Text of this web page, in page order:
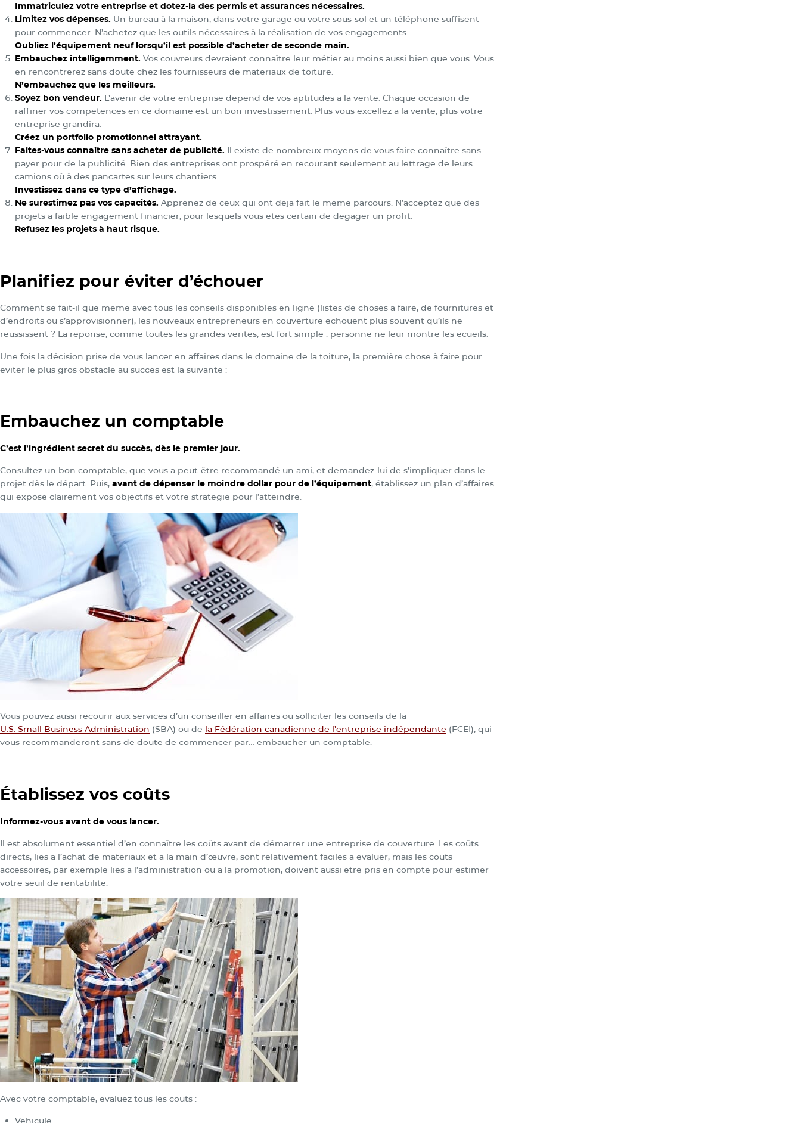
Immatriculez votre entreprise et dotez-la des permis et assurances nécessaires.
Limitez vos dépenses. Un bureau à la maison, dans votre garage ou votre sous-sol et un téléphone suffisent
pour commencer. N’achetez que les outils nécessaires à la réalisation de vos engagements.
Oubliez l’équipement neuf lorsqu’il est possible d’acheter de seconde main.
Embauchez intelligemment. Vos couvreurs devraient connaître leur métier au moins aussi bien que vous. Vous
en rencontrerez sans doute chez les fournisseurs de matériaux de toiture.
N’embauchez que les meilleurs.
Soyez bon vendeur. L’avenir de votre entreprise dépend de vos aptitudes à la vente. Chaque occasion de
raffiner vos compétences en ce domaine est un bon investissement. Plus vous excellez à la vente, plus votre
entreprise grandira.
Créez un portfolio promotionnel attrayant.
Faites-vous connaître sans acheter de publicité. Il existe de nombreux moyens de vous faire connaître sans
payer pour de la publicité. Bien des entreprises ont prospéré en recourant seulement au lettrage de leurs
camions où à des pancartes sur leurs chantiers.
Investissez dans ce type d’affichage.
Ne surestimez pas vos capacités. Apprenez de ceux qui ont déjà fait le même parcours. N’acceptez que des
projets à faible engagement financier, pour lesquels vous êtes certain de dégager un profit.
Refusez les projets à haut risque.
Planifiez pour éviter d’échouer
Comment se fait-il que même avec tous les conseils disponibles en ligne (listes de choses à faire, de fournitures et
d’endroits où s’approvisionner), les nouveaux entrepreneurs en couverture échouent plus souvent qu’ils ne
réussissent ? La réponse, comme toutes les grandes vérités, est fort simple : personne ne leur montre les écueils.
Une fois la décision prise de vous lancer en affaires dans le domaine de la toiture, la première chose à faire pour
éviter le plus gros obstacle au succès est la suivante :
Embauchez un comptable
C’est l’ingrédient secret du succès, dès le premier jour.
Consultez un bon comptable, que vous a peut-être recommandé un ami, et demandez-lui de s’impliquer dans le
projet dès le départ. Puis, avant de dépenser le moindre dollar pour de l’équipement, établissez un plan d’affaires
qui expose clairement vos objectifs et votre stratégie pour l’atteindre.
Vous pouvez aussi recourir aux services d’un conseiller en affaires ou solliciter les conseils de la
U.S. Small Business Administration (SBA) ou de la Fédération canadienne de l’entreprise indépendante (FCEI), qui
vous recommanderont sans de doute de commencer par… embaucher un comptable.
Établissez vos coûts
Informez-vous avant de vous lancer.
Il est absolument essentiel d’en connaître les coûts avant de démarrer une entreprise de couverture. Les coûts
directs, liés à l’achat de matériaux et à la main d’œuvre, sont relativement faciles à évaluer, mais les coûts
accessoires, par exemple liés à l’administration ou à la promotion, doivent aussi être pris en compte pour estimer
votre seuil de rentabilité.
Avec votre comptable, évaluez tous les coûts :
Véhicule